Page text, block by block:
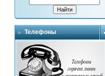
Телефоны